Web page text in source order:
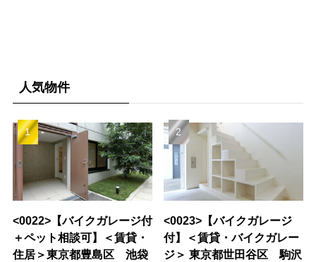
人気物件
<0022>【バイクガレージ付
＋ペット相談可】＜賃貸・
住居＞東京都豊島区 池袋
<0023>【バイクガレージ
付】＜賃貸・バイクガレー
ジ＞ 東京都世田谷区 駒沢